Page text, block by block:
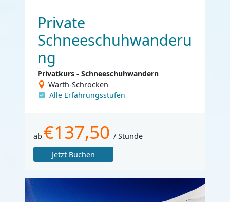
Private
Schneeschuhwanderu
ng
Privatkurs - Schneeschuhwandern
Warth-Schröcken
Alle Erfahrungsstufen
ab €137,50 / Stunde
Jetzt Buchen